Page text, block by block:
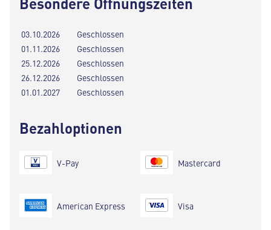
03.10.2026
Geschlossen
01.11.2026
Geschlossen
25.12.2026
Geschlossen
26.12.2026
Geschlossen
01.01.2027
Geschlossen
Bezahloptionen
V-Pay
American Express
Mastercard
Visa